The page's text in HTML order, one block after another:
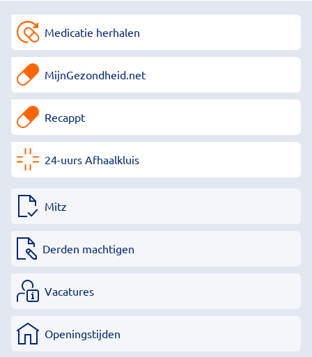
Medicatie herhalen
MijnGezondheid.net
Recappt
24-uurs Afhaalkluis
Mitz
Derden machtigen
Vacatures
Openingstijden